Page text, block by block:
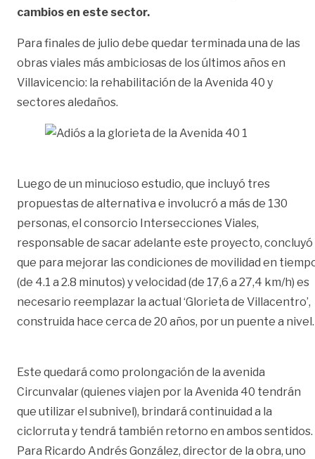
cambios en este sector.
Para finales de julio debe quedar terminada una de las
obras viales más ambiciosas de los últimos años en
Villavicencio: la rehabilitación de la Avenida 40 y
sectores aledaños.
Luego de un minucioso estudio, que incluyó tres
propuestas de alternativa e involucró a más de 130
personas, el consorcio Intersecciones Viales,
responsable de sacar adelante este proyecto, concluyó
que para mejorar las condiciones de movilidad en
(de 4.1 a 2.8 minutos) y velocidad (de 17,6 a 27,4 km/h) es
necesario reemplazar la actual ‘Glorieta de Villacentro’,
construida hace cerca de 20 años, por un puente a nivel.
Este quedará como prolongación de la avenida
Circunvalar (quienes viajen por la Avenida 40 tendrán
que utilizar el subnivel), brindará continuidad a la
ciclorruta y tendrá también retorno en ambos sentidos.
Para Ricardo Andrés González, director de la obra, uno